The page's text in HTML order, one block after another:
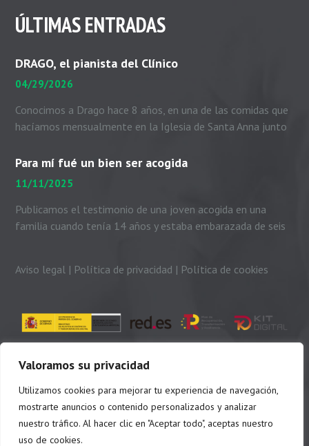
Valoramos su privacidad
Utilizamos cookies para mejorar tu experiencia de navegación,
mostrarte anuncios o contenido personalizados y analizar
nuestro tráfico. Al hacer clic en "Aceptar todo", aceptas nuestro
uso de cookies.
ÚLTIMAS ENTRADAS
DRAGO, el pianista del Clínico
04/29/2026
Conocimos a Drago hace 8 años, en una de las comidas que
hacíamos mensualmente en la Iglesia de Santa Anna junto
Para mí fué un bien ser acogida
11/11/2025
Publicamos el testimonio de una joven acogida en una
familia cuando tenía 14 años y estaba embarazada de seis
Aviso legal | Política de privacidad | Política de cookies